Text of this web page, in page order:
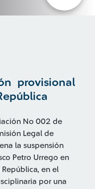
provisional
No 002 de
Legal de
la suspensión
Petro Urrego en
en el
por una